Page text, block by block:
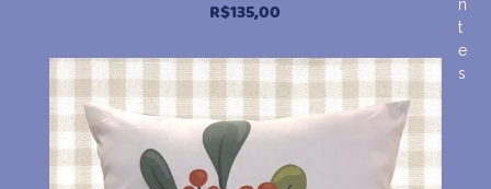
R$135,00
n
t
e
s